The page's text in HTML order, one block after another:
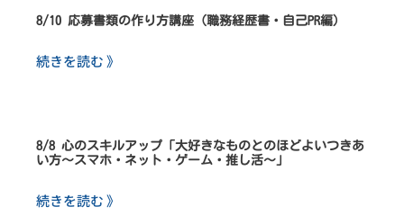
8/10 応募書類の作り方講座（職務経歴書・自己PR編）
続きを読む 》
8/8 心のスキルアップ「大好きなものとのほどよいつきあ
い方～スマホ・ネット・ゲーム・推し活～」
続きを読む 》